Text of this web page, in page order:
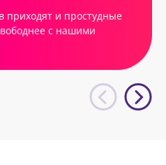
приходят и простудные
с нашими